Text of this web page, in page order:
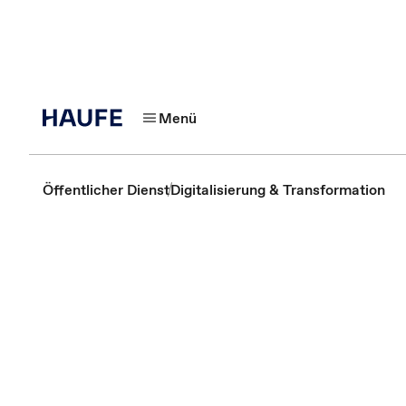
Menü
Öffentlicher DienstDigitalisierung & Transformation